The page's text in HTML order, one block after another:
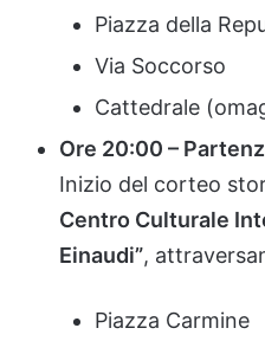
Piazza della
Via Soccorso
Cattedrale (
Ore 20:00 –
Inizio del corteo
Centro Culturale
Einaudi”,
Piazza Carmine